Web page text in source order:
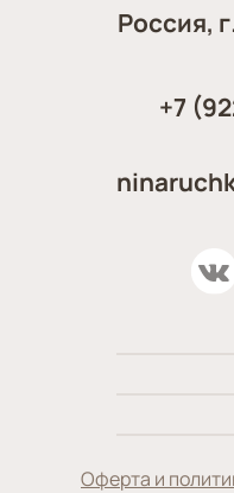
Россия,
+7
Оферта и